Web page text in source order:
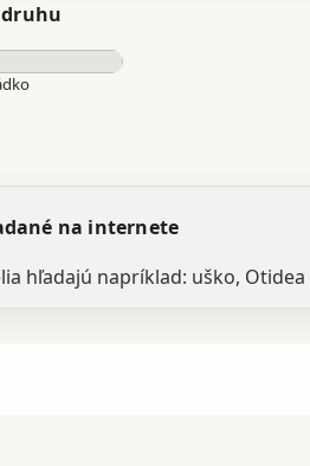
na internete
hľadajú napríklad: uško,